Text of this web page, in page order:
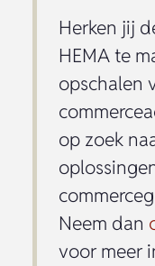
Herken jij
HEMA te
opschalen
op zoek
Neem dan
voor meer